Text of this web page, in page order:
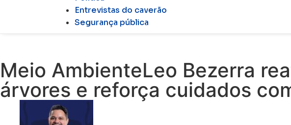
Entrevistas do caverão
Segurança pública
Meio AmbienteLeo Bezerra
árvores e reforça cuidados